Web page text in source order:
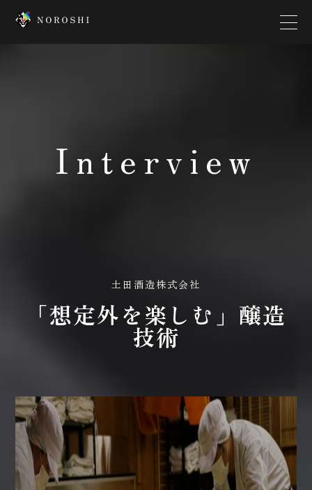
Interview
Platform
Interview
土田酒造株式会社
「想定外を楽しむ」醸造
技術